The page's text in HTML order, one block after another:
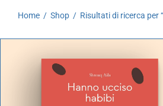
Home / Shop / Risultati di ricerca per
Autoproduzioni
Buoni regalo